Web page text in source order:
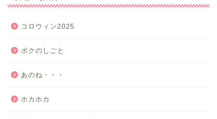
コロウィン2025
ボクのしごと
あのね・・・
ホカホカ